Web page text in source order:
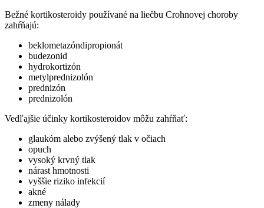
Bežné kortikosteroidy používané na liečbu Crohnovej choroby
zahŕňajú:
beklometazóndipropionát
budezonid
hydrokortizón
metylprednizolón
prednizón
prednizolón
Vedľajšie účinky kortikosteroidov môžu zahŕňať:
glaukóm alebo zvýšený tlak v očiach
opuch
vysoký krvný tlak
nárast hmotnosti
vyššie riziko infekcií
akné
zmeny nálady